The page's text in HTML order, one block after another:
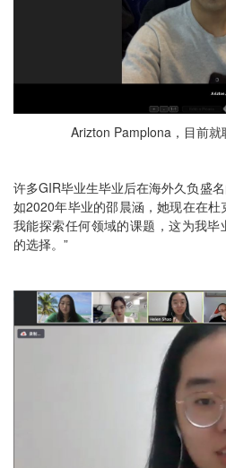
Arizton Pamplona，目前
许多GIR毕业生毕业后在海外久负盛
如2020年毕业的邵晨涵，她现在在杜
我能探索任何领域的课题，这为我
的选择。”